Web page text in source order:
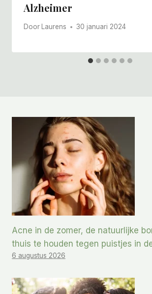
Alzheimer
Door Laurens 30 januari 2024
Acne in de zomer, de natuurlijke
thuis te houden tegen puistjes in
6 augustus 2026